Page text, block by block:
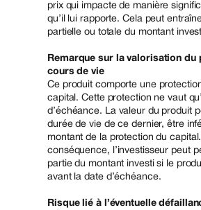
prix qui impacte de manière
qu’il lui rapporte. Cela peut
partielle ou totale du montant
Remarque sur la valorisation du
cours de vie
Ce produit comporte une
capital. Cette protection ne vaut
d’échéance. La valeur du produit
durée de vie de ce dernier, être
montant de la protection du
conséquence, l’investisseur peut
partie du montant investi si le
avant la date d’échéance.
Risque lié à l’éventuelle